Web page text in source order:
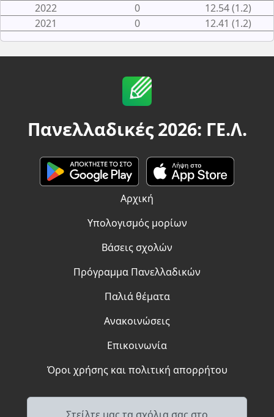
2022
0
12.54 (1.2)
2021
0 12.41 (1.2)
Πανελλαδικές 2026: ΓΕ.Λ.
Αρχική
Υπολογισμός μορίων
Βάσεις σχολών
Πρόγραμμα Πανελλαδικών
Παλιά θέματα
Ανακοινώσεις
Επικοινωνία
Όροι χρήσης και πολιτική απορρήτου